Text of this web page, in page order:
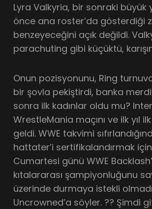
Lyra Valkyria, bir sonraki büyük
önce ana roster’da gösterdiği
benzeyeceğini açık değildi.
parachuting gibi küçüktü,
Onun pozisyonunu, Ring
bir şovla pekiştirdi, banka
sonra ilk kadınlar oldu mu?
WrestleMania maçını ve ilk yıl
geldi. WWE takvimi
hattater’i sertifikalandırmak
Cumartesi günü WWE
kıtalararası şampiyonluğunu
üzerinde durmaya istekli
Uncrowned’a söyler. ?? Şimdi